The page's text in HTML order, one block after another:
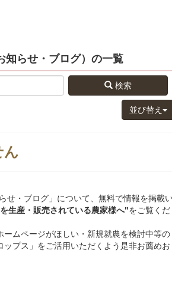
知らせ・ブログ） の一覧
検索
並び替え
ん
せ・ブログ」について、無料で情報を掲載
生産・販売されている農家様へ"をご覧くだ
ムページがほしい・新規就農を検討中等の
プス」をご活用いただくよう是非お薦めお